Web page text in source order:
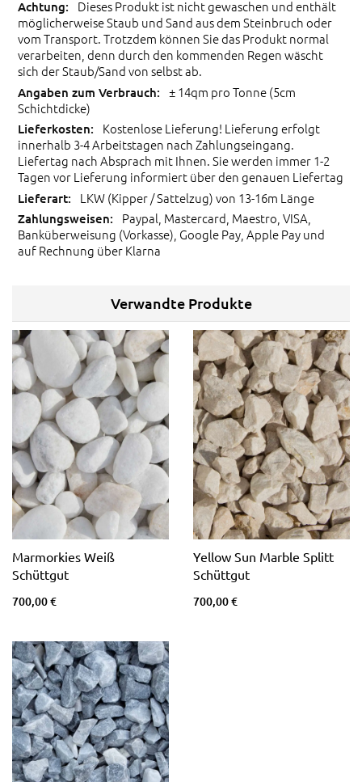
Dieses Produkt ist nicht gewaschen und enthält
möglicherweise Staub und Sand aus dem Steinbruch oder
vom Transport. Trotzdem können Sie das Produkt normal
verarbeiten, denn durch den kommenden Regen wäscht
sich der Staub/Sand von selbst ab.
± 14qm pro Tonne (5cm
Schichtdicke)
Kostenlose Lieferung! Lieferung erfolgt
innerhalb 3-4 Arbeitstagen nach Zahlungseingang.
Liefertag nach Absprach mit Ihnen. Sie werden immer 1-2
Tagen vor Lieferung informiert über den genauen Liefertag
LKW (Kipper / Sattelzug) von 13-16m Länge
Paypal, Mastercard, Maestro, VISA,
Banküberweisung (Vorkasse), Google Pay, Apple Pay und
auf Rechnung über Klarna
Verwandte Produkte
Marmorkies Weiß
Schüttgut
700,00 €
Yellow Sun Marble Splitt
Schüttgut
700,00 €